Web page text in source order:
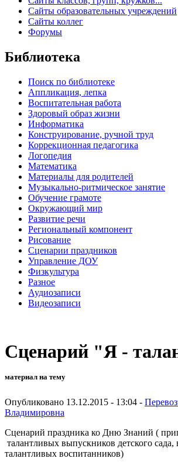
Сайты образовательных учреждений
Сайты коллег
Форумы
Библиотека
Поиск по библиотеке
Аппликация, лепка
Воспитательная работа
Здоровый образ жизни
Информатика
Конструирование, ручной труд
Коррекционная педагогика
Логопедия
Математика
Материалы для родителей
Музыкально-ритмическое занятие
Обучение грамоте
Окружающий мир
Развитие речи
Региональный компонент
Рисование
Сценарии праздников
Управление ДОУ
Физкультура
Разное
Аудиозаписи
Видеозаписи
Сценарий "Я -
материал на тему
Опубликовано 13.12.2015 - 13:04 -
Владимировна
Сценарий праздника ко Дню Знаний (
талантливых выпускников детского сада,
талантливых воспитанников)